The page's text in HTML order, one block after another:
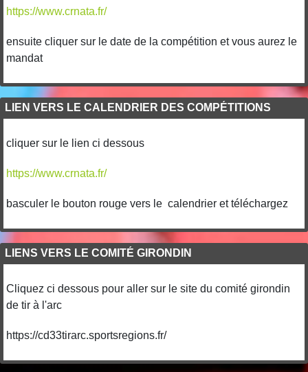
https://www.crnata.fr/
ensuite cliquer sur le date de la compétition et vous aurez le
mandat
LIEN VERS LE CALENDRIER DES COMPÉTITIONS
cliquer sur le lien ci dessous
https://www.crnata.fr/
basculer le bouton rouge vers le calendrier et téléchargez
LIENS VERS LE COMITÉ GIRONDIN
Cliquez ci dessous pour aller sur le site du comité girondin
de tir à l'arc
https://cd33tirarc.sportsregions.fr/